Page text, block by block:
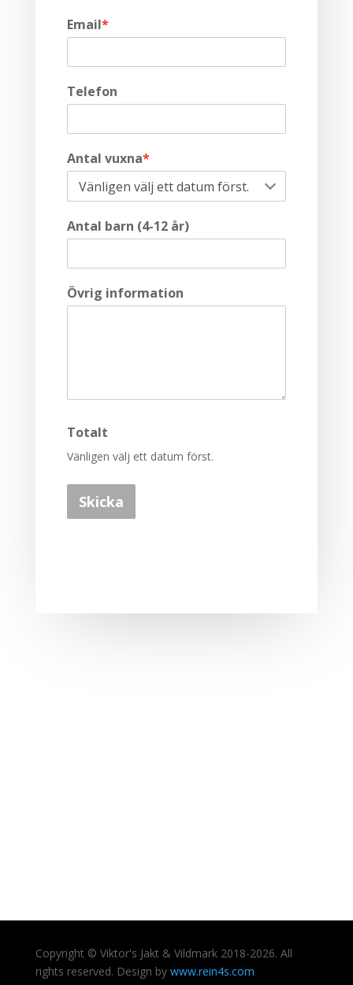
Email*
Telefon
Antal vuxna*
Antal barn (4-12 år)
Övrig information
Totalt
Vänligen välj ett datum först.
Skicka
Copyright © Viktor's Jakt & Vildmark 2018-2026. All
rights reserved. Design by www.rein4s.com